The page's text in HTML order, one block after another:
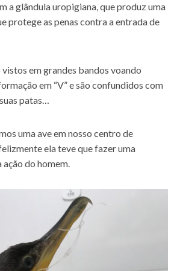
a glândula uropigiana, que produz uma
protege as penas contra a entrada de
em grandes bandos voando
em “V” e são confundidos com
patas…
uma ave em nosso centro de
ela teve que fazer uma
do homem.